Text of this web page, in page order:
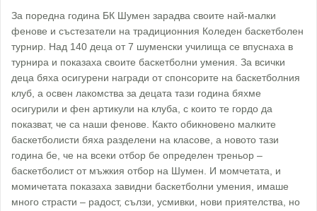
За поредна година БК Шумен зарадва своите най-малки
фенове и състезатели на традиционния Коледен баскетболен
турнир. Над 140 деца от 7 шуменски училища се впуснаха в
турнира и показаха своите баскетболни умения. За всички
деца бяха осигурени награди от спонсорите на баскетболния
клуб, а освен лакомства за децата тази година бяхме
осигурили и фен артикули на клуба, с които те гордо да
показват, че са наши фенове. Както обикновено малките
баскетболисти бяха разделени на класове, а новото тази
година бе, че на всеки отбор бе определен треньор –
баскетболист от мъжкия отбор на Шумен. И момчетата, и
момичетата показаха завидни баскетболни умения, имаше
много страсти – радост, сълзи, усмивки, нови приятелства, но